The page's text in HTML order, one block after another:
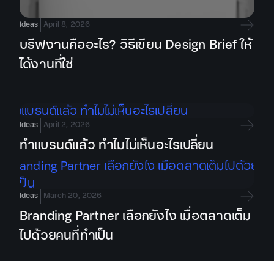
Ideas April 8, 2026
บรีฟงานคืออะไร? วิธีเขียน Design Brief ให้
ได้งานที่ใช่
Ideas April 2, 2026
ทำแบรนด์แล้ว ทำไมไม่เห็นอะไรเปลี่ยน
Ideas March 20, 2026
Branding Partner เลือกยังไง เมื่อตลาดเต็ม
ไปด้วยคนที่ทำเป็น